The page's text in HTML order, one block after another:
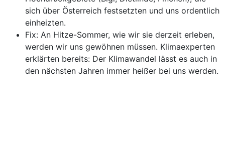
sich über Österreich festsetzten und uns ordentlich
einheizten.
Fix: An Hitze-Sommer, wie wir sie derzeit erleben,
werden wir uns gewöhnen müssen. Klimaexperten
erklärten bereits: Der Klimawandel lässt es auch in
den nächsten Jahren immer heißer bei uns werden.